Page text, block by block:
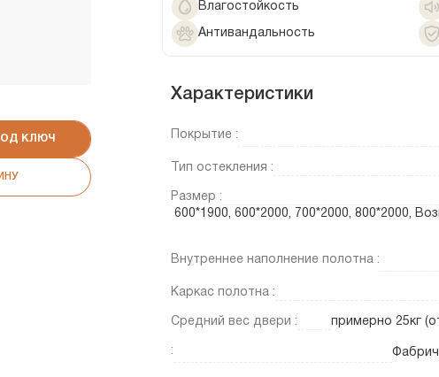
КЛЮЧ
Влагостойкость
Антивандальность
Характеристики
Покрытие :
Тип остекления :
Размер :
600*1900, 600*2000, 700*2000, 800*2000,
Внутреннее наполнение полотна :
Каркас полотна :
Средний вес двери : примерно 25кг
: